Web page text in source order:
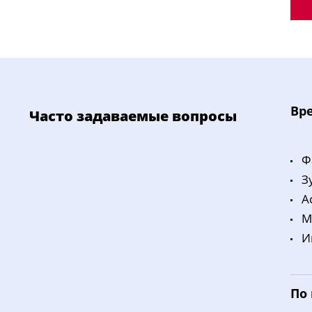
Часто задаваемые вопросы
По